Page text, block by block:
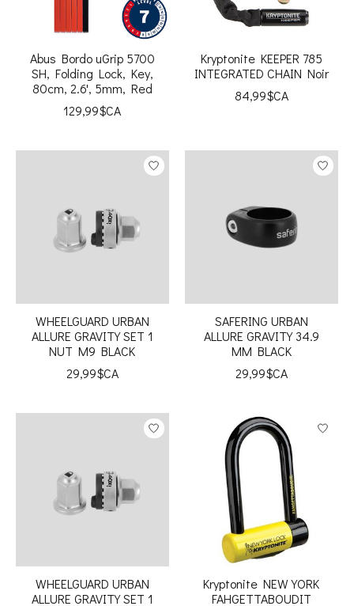
Abus Bordo uGrip 5700
SH, Folding Lock, Key,
80cm, 2.6', 5mm, Red
129,99$CA
Kryptonite KEEPER 785
INTEGRATED CHAIN Noir
84,99$CA
WHEELGUARD URBAN
ALLURE GRAVITY SET 1
NUT M9 BLACK
29,99$CA
SAFERING URBAN
ALLURE GRAVITY 34.9
MM BLACK
29,99$CA
WHEELGUARD URBAN
ALLURE GRAVITY SET 1
Kryptonite NEW YORK
FAHGETTABOUDIT